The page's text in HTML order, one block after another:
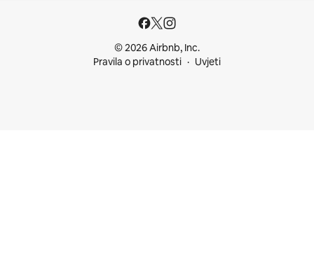
© 2026 Airbnb, Inc.
Pravila o privatnosti
Uvjeti